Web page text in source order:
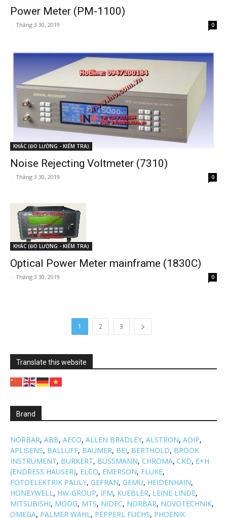
Power Meter (PM-1100)
- Tháng 3 30, 2019 0
KHÁC (ĐO LƯỜNG - KIỂM TRA)
Noise Rejecting Voltmeter (7310)
- Tháng 3 30, 2019 0
KHÁC (ĐO LƯỜNG - KIỂM TRA)
Optical Power Meter mainframe (1830C)
- Tháng 3 30, 2019 0
1 2 3
Translate this website
Brand
NORBAR, ABB, AECO, ALLEN BRADLEY, ALSTRON, AOIP,
APLISENS, BALLUFF, BAUMER, BEI, BERTHOLD, BROOK
INSTRUMENT, BURKERT, BUSSMANN, CHROMA, CKD, E+H
(ENDRESS HAUSER), ELCO, EMERSON, FLUKE,
FOTOELEKTRIK PAULY, GEFRAN, GEMU, HEIDENHAIN,
HONEYWELL, HW-GROUP, IFM, KUEBLER, LEINE LINDE,
MITSUBISHI, MOOG, MTS, NIDEC, NORBAR, NOVOTECHNIK,
OMEGA, PALMER WAHL, PEPPERL FUCHS, PHOENIX